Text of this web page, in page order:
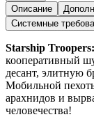
Описание
Системные
Starship
кооперативный
десант, элитную
Мобильной
арахнидов и
человечества!